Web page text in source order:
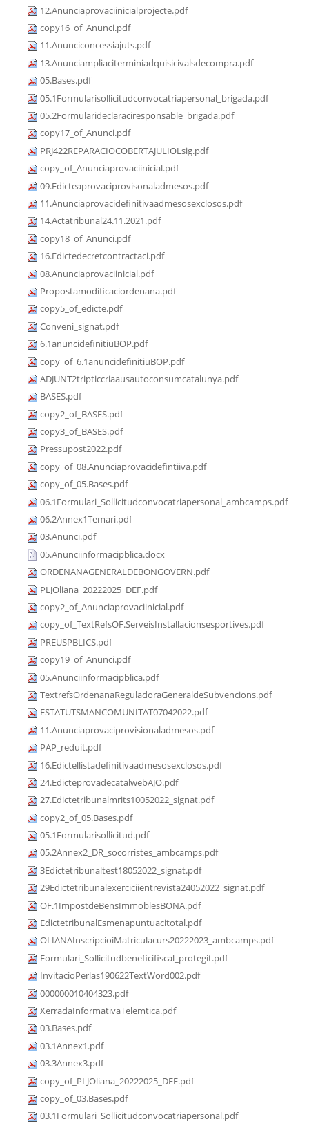
12.Anunciaprovaciinicialprojecte.pdf
copy16_of_Anunci.pdf
11.Anunciconcessiajuts.pdf
13.Anunciampliaciterminiadquisicivalsdecompra.pdf
05.Bases.pdf
05.1Formularisollicitudconvocatriapersonal_brigada.pdf
05.2Formularideclaraciresponsable_brigada.pdf
copy17_of_Anunci.pdf
PRJ422REPARACIOCOBERTAJULIOLsig.pdf
copy_of_Anunciaprovaciinicial.pdf
09.Edicteaprovaciprovisonaladmesos.pdf
11.Anunciaprovacidefinitivaadmesosexclosos.pdf
14.Actatribunal24.11.2021.pdf
copy18_of_Anunci.pdf
16.Edictedecretcontractaci.pdf
08.Anunciaprovaciinicial.pdf
Propostamodificaciordenana.pdf
copy5_of_edicte.pdf
Conveni_signat.pdf
6.1anuncidefinitiuBOP.pdf
copy_of_6.1anuncidefinitiuBOP.pdf
ADJUNT2tripticcriaausautoconsumcatalunya.pdf
BASES.pdf
copy2_of_BASES.pdf
copy3_of_BASES.pdf
Pressupost2022.pdf
copy_of_08.Anunciaprovacidefintiiva.pdf
copy_of_05.Bases.pdf
06.1Formulari_Sollicitudconvocatriapersonal_ambcamps.pdf
06.2Annex1Temari.pdf
03.Anunci.pdf
05.Anunciinformacipblica.docx
ORDENANAGENERALDEBONGOVERN.pdf
PLJOliana_20222025_DEF.pdf
copy2_of_Anunciaprovaciinicial.pdf
copy_of_TextRefsOF.ServeisInstallacionsesportives.pdf
PREUSPBLICS.pdf
copy19_of_Anunci.pdf
05.Anunciinformacipblica.pdf
TextrefsOrdenanaReguladoraGeneraldeSubvencions.pdf
ESTATUTSMANCOMUNITAT07042022.pdf
11.Anunciaprovaciprovisionaladmesos.pdf
PAP_reduit.pdf
16.Edictellistadefinitivaadmesosexclosos.pdf
24.EdicteprovadecatalwebAJO.pdf
27.Edictetribunalmrits10052022_signat.pdf
copy2_of_05.Bases.pdf
05.1Formularisollicitud.pdf
05.2Annex2_DR_socorristes_ambcamps.pdf
3Edictetribunaltest18052022_signat.pdf
29Edictetribunalexerciciientrevista24052022_signat.pdf
OF.1ImpostdeBensImmoblesBONA.pdf
EdictetribunalEsmenapuntuacitotal.pdf
OLIANAInscripcioiMatriculacurs20222023_ambcamps.pdf
Formulari_Sollicitudbeneficifiscal_protegit.pdf
InvitacioPerlas190622TextWord002.pdf
000000010404323.pdf
XerradaInformativaTelemtica.pdf
03.Bases.pdf
03.1Annex1.pdf
03.3Annex3.pdf
copy_of_PLJOliana_20222025_DEF.pdf
copy_of_03.Bases.pdf
03.1Formulari_Sollicitudconvocatriapersonal.pdf